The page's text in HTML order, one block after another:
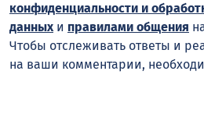
конфиденциальности и
данныхи правилами общения
Чтобы отслеживать ответы и
на ваши комментарии,